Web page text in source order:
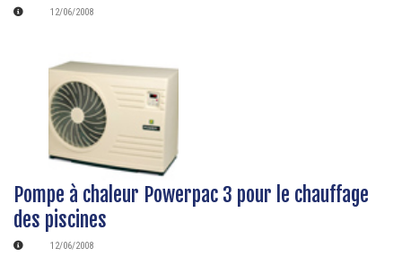
12/06/2008
Pompe à chaleur Powerpac 3 pour le chauffage
des piscines
12/06/2008